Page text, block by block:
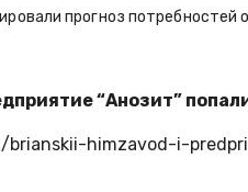
прогноз
“Анозит”
himzavod-i-